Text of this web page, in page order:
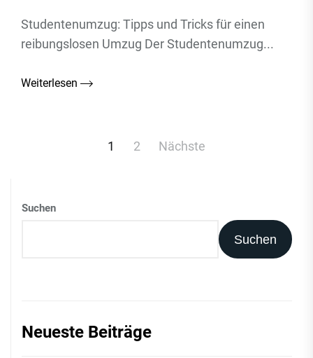
Studentenumzug: Tipps und Tricks für einen
reibungslosen Umzug Der Studentenumzug...
Weiterlesen
Beitragsnavigation
1 2 Nächste
Suchen
Suchen
Neueste Beiträge